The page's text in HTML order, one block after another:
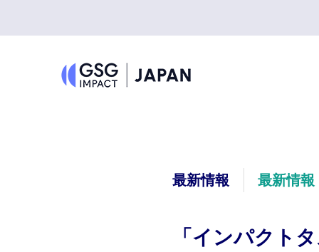
最新情報 最新情報
「インパクト